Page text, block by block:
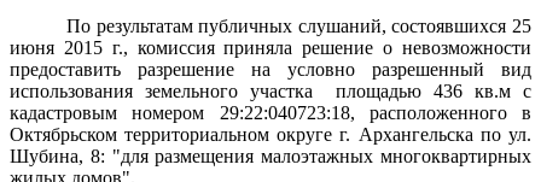
По результатам публичных слушаний, состоявшихся 25
июня 2015 г., комиссия приняла решение о невозможности
предоставить разрешение на условно разрешенный вид
использования земельного участка
площадью 436 кв.м с
кадастровым номером 29:22:040723:18, расположенного в
Октябрьском территориальном округе г. Архангельска по ул.
Шубина, 8: "для размещения малоэтажных многоквартирных
жилых домов".